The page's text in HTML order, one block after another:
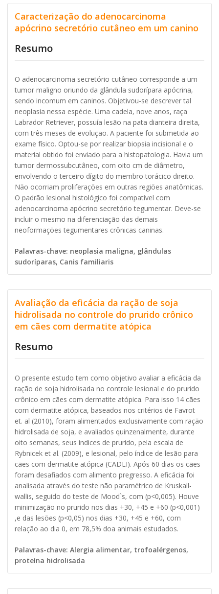
Caracterização do adenocarcinoma
apócrino secretório cutâneo em um canino
Resumo
O adenocarcinoma secretório cutâneo corresponde a um
tumor maligno oriundo da glândula sudorípara apócrina,
sendo incomum em caninos. Objetivou-se descrever tal
neoplasia nessa espécie. Uma cadela, nove anos, raça
Labrador Retriever, possuía lesão na pata dianteira direita,
com três meses de evolução. A paciente foi submetida ao
exame físico. Optou-se por realizar biopsia incisional e o
material obtido foi enviado para a histopatologia. Havia um
tumor dermossubcutâneo, com oito cm de diâmetro,
envolvendo o terceiro dígito do membro torácico direito.
Não ocorriam proliferações em outras regiões anatômicas.
O padrão lesional histológico foi compatível com
adenocarcinoma apócrino secretório tegumentar. Deve-se
incluir o mesmo na diferenciação das demais
neoformações tegumentares crônicas caninas.
Palavras-chave: neoplasia maligna, glândulas
sudoríparas, Canis familiaris
Avaliação da eficácia da ração de soja
hidrolisada no controle do prurido crônico
em cães com dermatite atópica
Resumo
O presente estudo tem como objetivo avaliar a eficácia da
ração de soja hidrolisada no controle lesional e do prurido
crônico em cães com dermatite atópica. Para isso 14 cães
com dermatite atópica, baseados nos critérios de Favrot
et. al (2010), foram alimentados exclusivamente com ração
hidrolisada de soja, e avaliados quinzenalmente, durante
oito semanas, seus índices de prurido, pela escala de
Rybnicek et al. (2009), e lesional, pelo índice de lesão para
cães com dermatite atópica (CADLI). Após 60 dias os cães
foram desafiados com alimento pregresso. A eficácia foi
analisada através do teste não paramétrico de Kruskall-
wallis, seguido do teste de Mood`s, com (p<0,005). Houve
minimização no prurido nos dias +30, +45 e +60 (p<0,001)
,e das lesões (p<0,05) nos dias +30, +45 e +60, com
relação ao dia 0, em 78,5% doa animais estudados.
Palavras-chave: Alergia alimentar, trofoalérgenos,
proteína hidrolisada